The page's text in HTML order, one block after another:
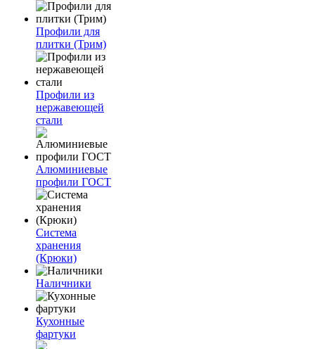
Профили для
плитки (Трим)
Профили из
нержавеющей
стали
Алюминиевые
профили ГОСТ
Система
хранения
(Крюки)
Наличники
Кухонные
фартуки